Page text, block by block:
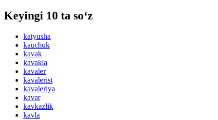
Keyingi 10 ta so‘z
katyusha
kauchuk
kavak
kavakla
kavaler
kavalerist
kavaleriya
kavar
kavkazlik
kavla